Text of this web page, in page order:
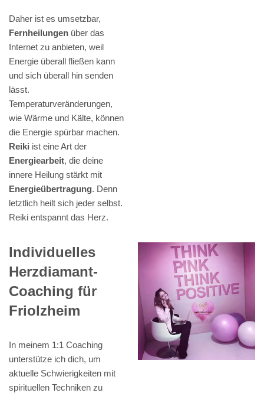
Daher ist es umsetzbar,
Fernheilungen über das
Internet zu anbieten, weil
Energie überall fließen kann
und sich überall hin senden
lässt.
Temperaturveränderungen,
wie Wärme und Kälte, können
die Energie spürbar machen.
Reiki ist eine Art der
Energiearbeit, die deine
innere Heilung stärkt mit
Energieübertragung. Denn
letztlich heilt sich jeder selbst.
Reiki entspannt das Herz.
Individuelles
Herzdiamant-
Coaching für
Friolzheim
In meinem 1:1 Coaching
unterstütze ich dich, um
aktuelle Schwierigkeiten mit
spirituellen Techniken zu